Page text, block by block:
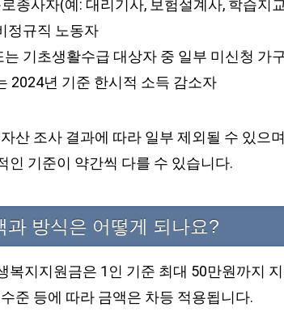
종사자(예: 대리기사, 보험설계사, 학습지
정규직 노동자
기초생활수급 대상자 중 일부 미신청 가
2024년 기준 한시적 소득 감소자
산 조사 결과에 따라 일부 제외될 수 있으
인 기준이 약간씩 다를 수 있습니다.
과 방식은 어떻게 되나요?
복지지원금은 1인 기준 최대 50만원까지
준 등에 따라 금액은 차등 적용됩니다.